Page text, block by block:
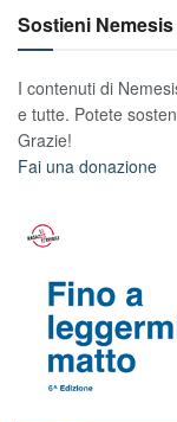
Sostieni
I contenuti di
e tutte. Potete
Grazie!
Fai una donazione